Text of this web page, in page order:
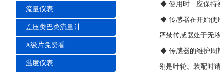
流量仪表
差压类巴类流量计
A级片免费看
温度仪表
◆ 使用时，应保持
◆ 传感器在开始使用
严禁传感器处于无液
◆ 传感器的维护周期
别是叶轮。装配时